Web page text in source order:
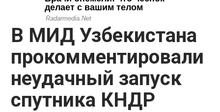
В МИД Узбекистана
прокомментировали
неудачный запуск
спутника КНДР